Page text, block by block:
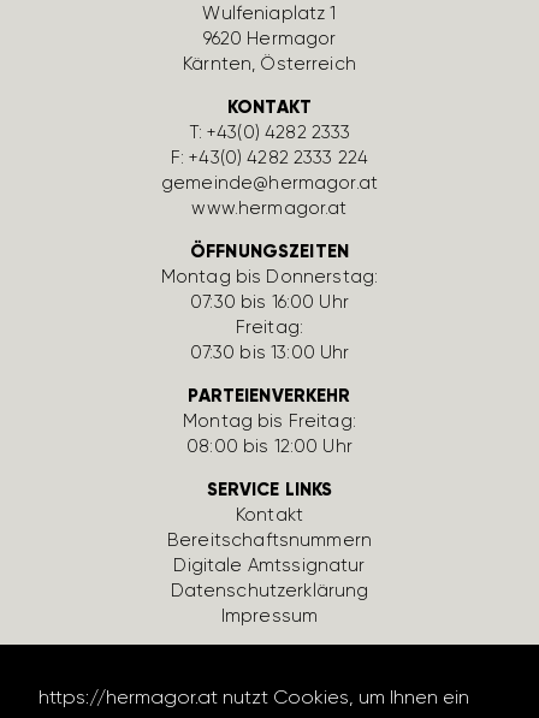
https://hermagor.at nutzt Cookies, um Ihnen ein
Wulfe­nia­platz 1
9620 Hermagor
Kärnten, Öster­reich
KONTAKT
T:+43(0) 4282 2333
F: +43(0) 4282 2333 224
gemeinde@hermagor.at
www.hermagor.at
ÖFFNUNGSZEITEN
Montag bis Donnerstag:
07:30 bis 16:00 Uhr
Freitag:
07:30 bis 13:00 Uhr
PARTEIENVERKEHR
Montag bis Freitag:
08:00 bis 12:00 Uhr
SERVICE LINKS
Kontakt
Bereit­schafts­num­mern
Digi­tale Amts­si­gnatur
Daten­schutz­er­klä­rung
Impressum